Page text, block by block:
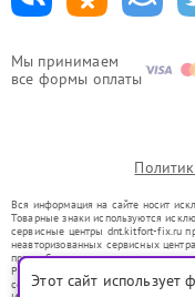
Мы принимаем
все формы оплаты
Вся информация на сайте носит
Товарные знаки используются
сервисные центры dnt.kitfort-fix.ru
неавторизованных сервисных
правообладателями товарных
Ремонт осуществляется для
со статьей 1487 ГК РФ.
Этот сайт